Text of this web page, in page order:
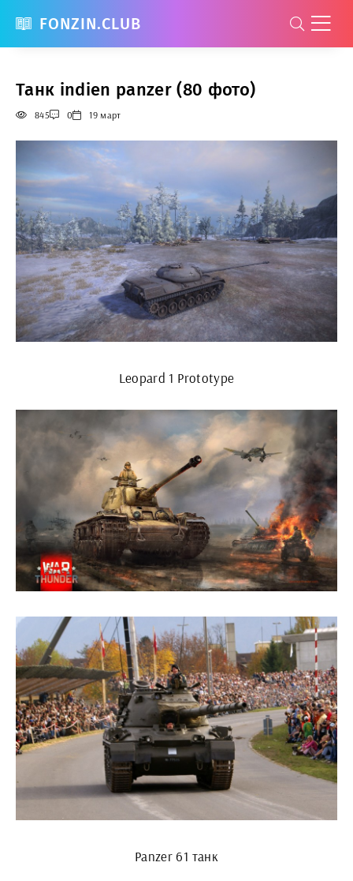
FONZIN.CLUB
Танк indien panzer (80 фото)
845 0 19 март
Leopard 1 Prototype
Panzer 61 танк